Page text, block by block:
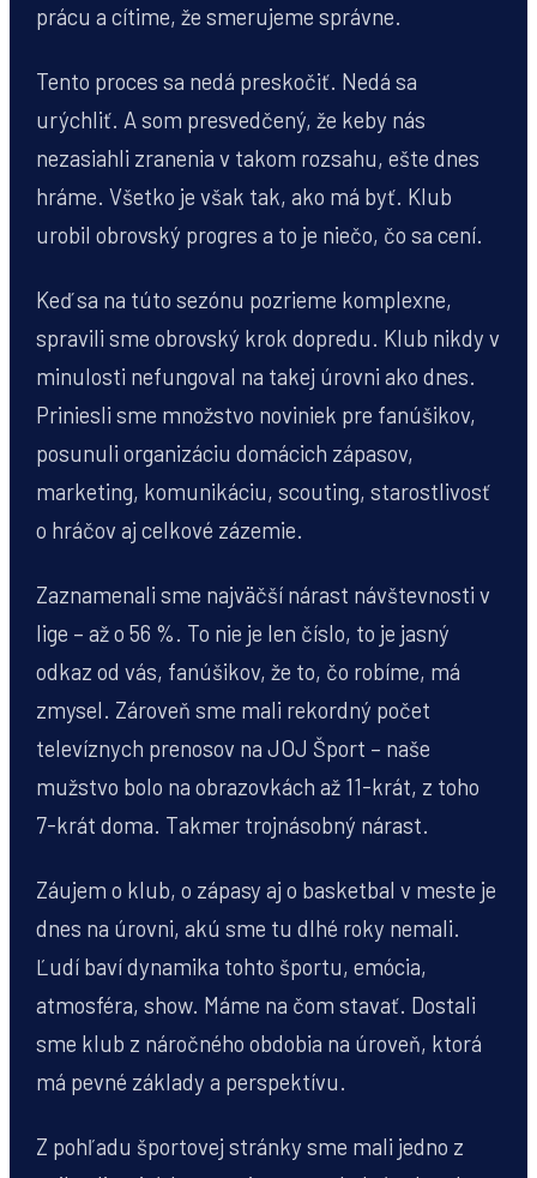
prácu a cítime, že smerujeme správne.
Tento proces sa nedá preskočiť. Nedá sa
urýchliť. A som presvedčený, že keby nás
nezasiahli zranenia v takom rozsahu, ešte dnes
hráme. Všetko je však tak, ako má byť. Klub
urobil obrovský progres a to je niečo, čo sa cení.
Keď sa na túto sezónu pozrieme komplexne,
spravili sme obrovský krok dopredu. Klub nikdy v
minulosti nefungoval na takej úrovni ako dnes.
Priniesli sme množstvo noviniek pre fanúšikov,
posunuli organizáciu domácich zápasov,
marketing, komunikáciu, scouting, starostlivosť
o hráčov aj celkové zázemie.
Zaznamenali sme najväčší nárast návštevnosti v
lige – až o 56 %. To nie je len číslo, to je jasný
odkaz od vás, fanúšikov, že to, čo robíme, má
zmysel. Zároveň sme mali rekordný počet
televíznych prenosov na JOJ Šport – naše
mužstvo bolo na obrazovkách až 11-krát, z toho
7-krát doma. Takmer trojnásobný nárast.
Záujem o klub, o zápasy aj o basketbal v meste je
dnes na úrovni, akú sme tu dlhé roky nemali.
Ľudí baví dynamika tohto športu, emócia,
atmosféra, show. Máme na čom stavať. Dostali
sme klub z náročného obdobia na úroveň, ktorá
má pevné základy a perspektívu.
Z pohľadu športovej stránky sme mali jedno z